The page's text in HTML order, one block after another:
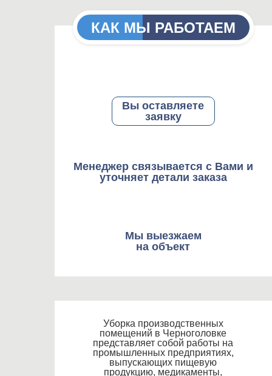
КАК МЫ РАБОТАЕМ
Вы оставляете
заявку
Менеджер связывается с Вами и
уточняет детали заказа
Мы выезжаем
на объект
Уборка производственных
помещений в Черноголовке
представляет собой работы на
промышленных предприятиях,
выпускающих пищевую
продукцию, медикаменты,